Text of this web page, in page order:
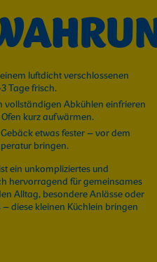
luftdicht verschlossenen
Tage frisch.
vollständigen Abkühlen einfrieren
kurz aufwärmen.
etwas fester – vor dem
bringen.
ein unkompliziertes und
hervorragend für gemeinsames
Alltag, besondere Anlässe oder
diese kleinen Küchlein bringen